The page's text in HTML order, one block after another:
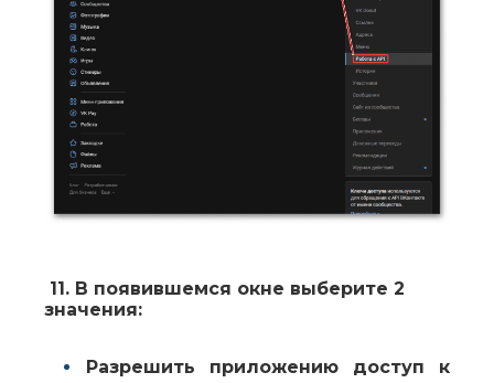
11. В появившемся окне выберите 2
значения:
Разрешить приложению доступ к